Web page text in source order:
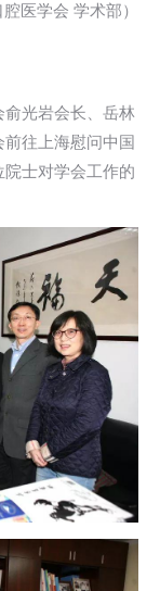
腔医学会 学术部）
光岩会长、岳林
往上海慰问中国
士对学会工作的